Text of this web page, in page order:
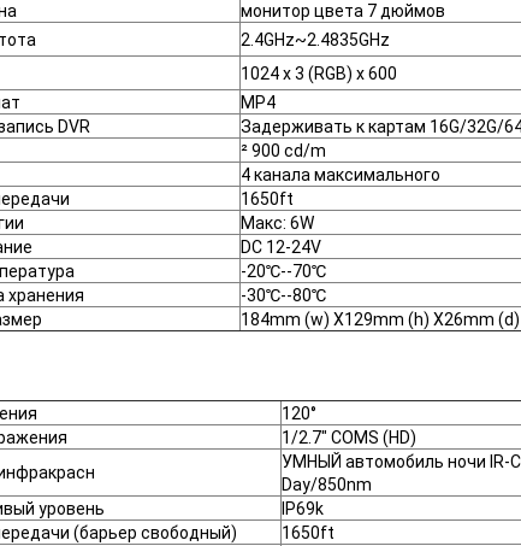
монитор цвета 7 дюймов
2.4GHz~2.4835GHz
1024 x 3 (RGB) x 600
MP4
DVR
Задерживать к картам 16G/32G/
² 900 cd/m
4 канала максимального
1650ft
Макс: 6W
DC 12-24V
-20℃--70℃
хранения
-30℃--80℃
184mm (w) X129mm (h) X26mm (d)
120°
1/2.7" COMS (HD)
УМНЫЙ автомобиль ночи IR-
Day/850nm
уровень
IP69k
(барьер свободный)
1650ft